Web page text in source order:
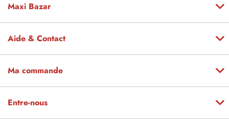
Maxi Bazar
Aide & Contact
Ma commande
Entre-nous